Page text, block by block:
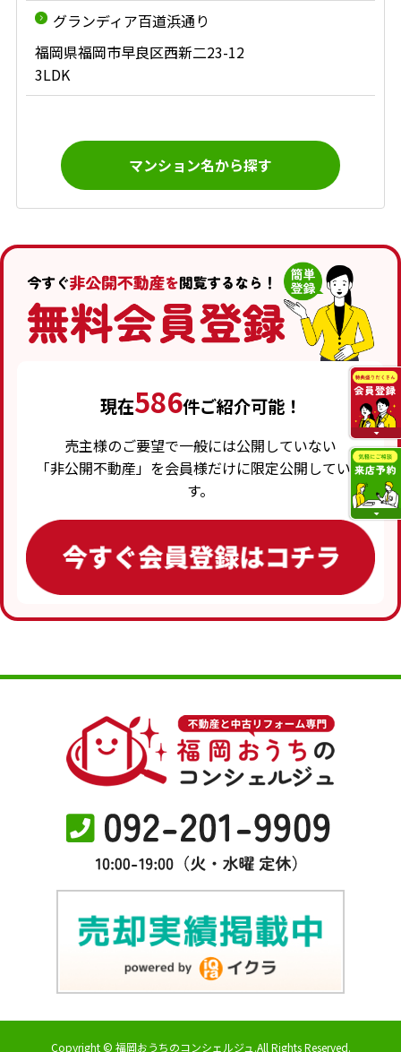
グランディア百道浜通り
福岡県福岡市早良区西新二23-12
3LDK
マンション名から探す
現在586件ご紹介可能！
売主様のご要望で一般には公開していない
「非公開不動産」を会員様だけに限定公開していま
す。
Copyright © 福岡おうちのコンシェルジュ.All Rights Reserved.